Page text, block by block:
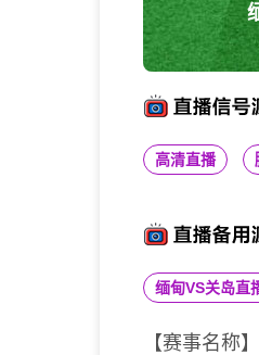
高清直播
缅甸VS关岛直
【赛事名称